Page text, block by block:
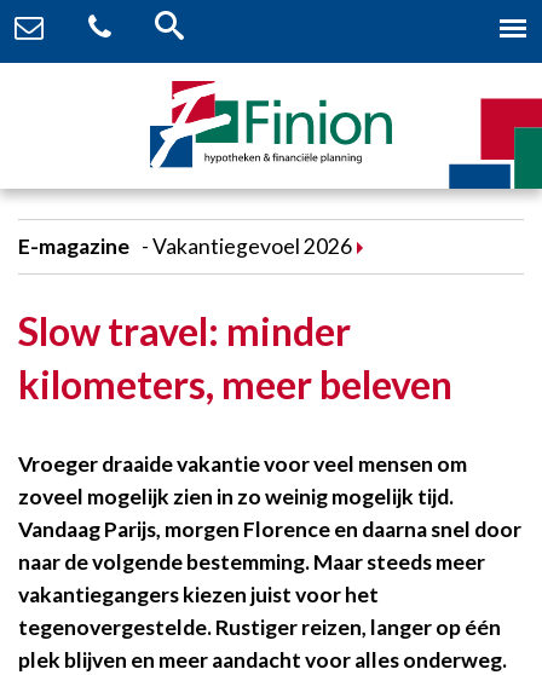
E-magazine Vakantiegevoel 2026
Slow travel: minder
kilometers, meer beleven
Vroeger draaide vakantie voor veel mensen om
zoveel mogelijk zien in zo weinig mogelijk tijd.
Vandaag Parijs, morgen Florence en daarna snel door
naar de volgende bestemming. Maar steeds meer
vakantiegangers kiezen juist voor het
tegenovergestelde. Rustiger reizen, langer op één
plek blijven en meer aandacht voor alles onderweg.